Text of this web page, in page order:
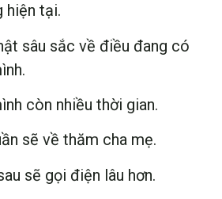
hiện tại.
sâu sắc về điều đang có
còn nhiều thời gian.
sẽ về thăm cha mẹ.
sẽ gọi điện lâu hơn.